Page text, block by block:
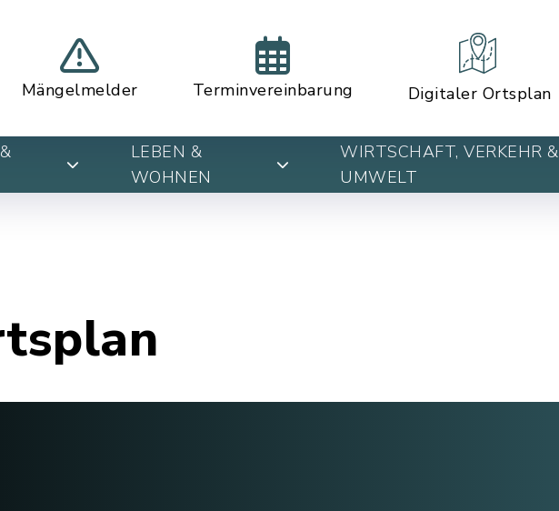
Mängelmelder Terminvereinbarung Digitaler Ortsplan
LEBEN &
WOHNEN
WIRTSCHAFT, VERKEHR &
UMWELT